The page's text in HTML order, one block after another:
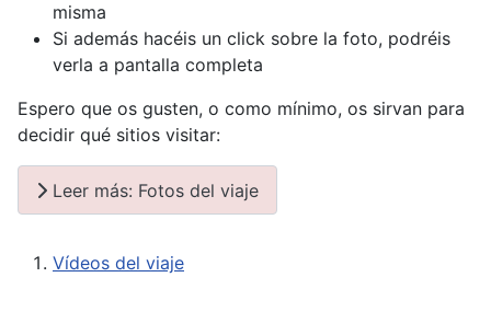
misma
Si además hacéis un click sobre la foto, podréis
verla a pantalla completa
Espero que os gusten, o como mínimo, os sirvan para
decidir qué sitios visitar:
Leer más: Fotos del viaje
Vídeos del viaje